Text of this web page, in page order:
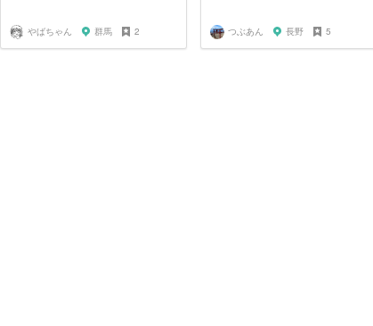
やばちゃん 群馬 2 つぶあん 長野 5